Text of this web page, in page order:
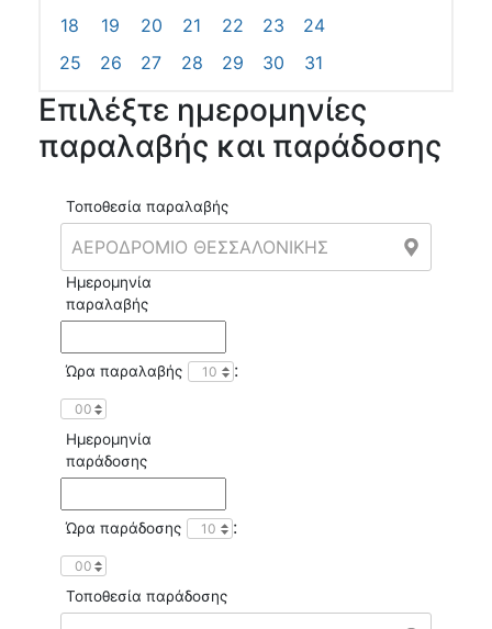
18
19 20 21 22 23
24
25
26 27 28 29 30 31
Επιλέξτε ημερομηνίες
παραλαβής και παράδοσης
Τοποθεσία παραλαβής
Ημερομηνία
παραλαβής
Ώρα παραλαβής :
Ημερομηνία
παράδοσης
Ώρα παράδοσης :
Τοποθεσία παράδοσης